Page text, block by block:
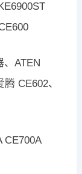
、ATEN
CE602、
CE700A